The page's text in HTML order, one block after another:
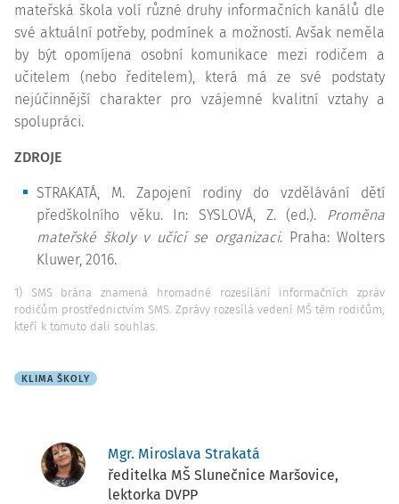
mateřská škola volí různé druhy informačních kanálů dle
své aktuální potřeby, podmínek a možností. Avšak neměla
by být opomíjena osobní komunikace mezi rodičem a
učitelem (nebo ředitelem), která má ze své podstaty
nejúčinnější charakter pro vzájemné kvalitní vztahy a
spolupráci.
ZDROJE
STRAKATÁ, M. Zapojení rodiny do vzdělávání dětí
předškolního věku. In: SYSLOVÁ, Z. (ed.). Proměna
mateřské školy v učící se organizaci. Praha: Wolters
Kluwer, 2016.
1) SMS brána znamená hromadné rozesílání informačních zpráv
rodičům prostřednictvím SMS. Zprávy rozesílá vedení MŠ těm rodičům,
kteří k tomuto dali souhlas.
KLIMA ŠKOLY
Mgr. Miroslava Strakatá
ředitelka MŠ Slunečnice Maršovice,
lektorka DVPP